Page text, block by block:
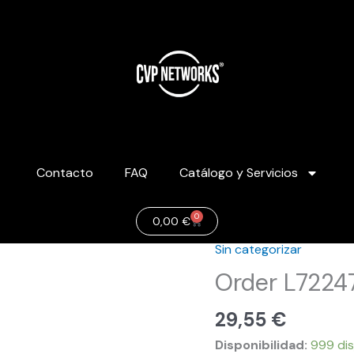
Contacto FAQ Catálogo y Servicios
0,00 € 0
Carrito
Sin categorizar
Order
29,55 €
Disponibilidad: 999
Order
L722476
cantidad